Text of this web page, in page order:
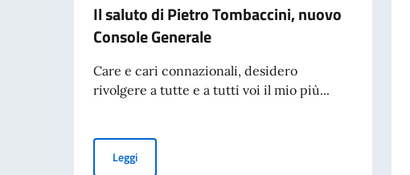
Il saluto di Pietro Tombaccini, nuovo
Console Generale
Care e cari connazionali, desidero
rivolgere a tutte e a tutti voi il mio più...
LeggiIl saluto di Pietro Tombaccini, nuovo Console Generale